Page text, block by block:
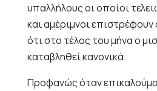
υπαλλήλους οι οποίοι
και αμέριμνοι
ότι στο τέλος του μήνα ο
καταβληθεί κανονικά.
Προφανώς όταν